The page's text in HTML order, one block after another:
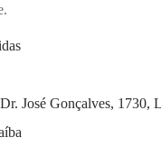
José Gonçalves, 1730,